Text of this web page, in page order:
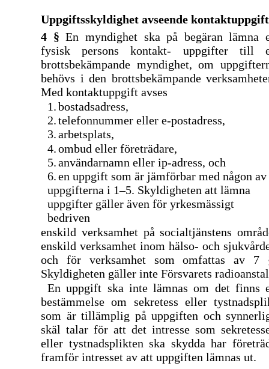
Uppgiftsskyldighet avseende
4 §En myndighet ska på begäran lämna
fysisk persons kontakt- uppgifter till
brottsbekämpande myndighet, om
behövs i den brottsbekämpande
Med kontaktuppgift avses
1.bostadsadress,
2.telefonnummer eller e-postadress,
3.arbetsplats,
4.ombud eller företrädare,
5.användarnamn eller ip-adress, och
6.en uppgift som är jämförbar med någon av
uppgifterna i 1–5. Skyldigheten att lämna
uppgifter gäller även för yrkesmässigt
bedriven
enskild verksamhet på socialtjänstens
enskild verksamhet inom hälso- och
och för verksamhet som omfattas av 7
Skyldigheten gäller inte Försvarets
En uppgift ska inte lämnas om det finns
bestämmelse om sekretess eller
som är tillämplig på uppgiften och
skäl talar för att det intresse som
eller tystnadsplikten ska skydda har
framför intresset av att uppgiften lämnas ut.